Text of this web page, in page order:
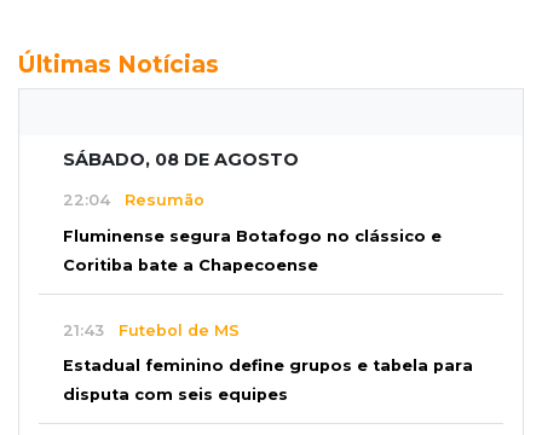
Últimas Notícias
SÁBADO, 08 DE AGOSTO
22:04 Resumão
Fluminense segura Botafogo no clássico e
Coritiba bate a Chapecoense
21:43 Futebol de MS
Estadual feminino define grupos e tabela para
disputa com seis equipes